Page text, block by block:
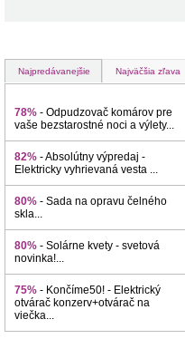
Najpredávanejšie Najväčšia zľava
78% - Odpudzovač komárov pre
vaše bezstarostné noci a výlety...
82% - Absolútny výpredaj -
Elektricky vyhrievaná vesta ...
80% - Sada na opravu čelného
skla...
80% - Solárne kvety - svetová
novinka!...
75% - Končíme50! - Elektrický
otvárač konzerv+otvárač na
viečka...